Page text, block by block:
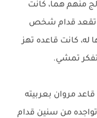
منهم هما، كانت
تقعد قدام شخص
له، كانت قاعده تهز
تمشي.
مروان بعربيته
تواجده من سنين قدام